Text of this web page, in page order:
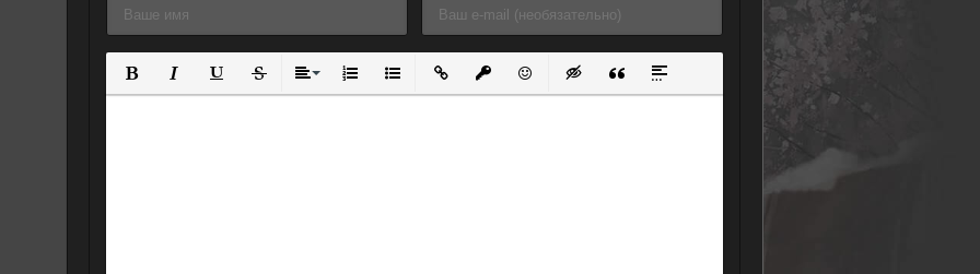
Полужирный
КурсивПодчеркнутый
ЗачеркнутыйВыравнивание
Нумерованный список
Маркированный список
Вставить ссылку
Вставить защищенную ссылку
Вставить смайлик
Вставка скрытого текста
Вставка цитаты
Вставка спойлера